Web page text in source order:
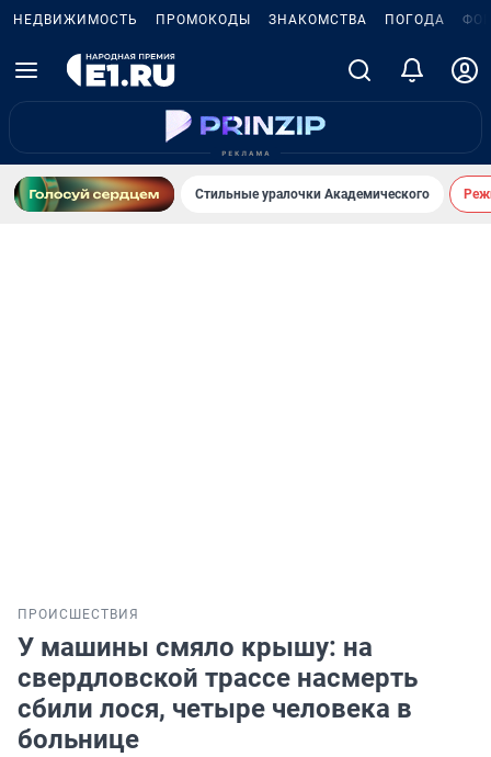
НЕДВИЖИМОСТЬ ПРОМОКОДЫ ЗНАКОМСТВА ПОГОДА
Стильные уралочки Академического
ПРОИСШЕСТВИЯ
У машины смяло крышу: на
свердловской трассе насмерть
сбили лося, четыре человека в
больнице